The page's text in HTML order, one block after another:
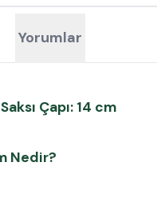
Yorumlar
Çapı: 14 cm
Nedir?